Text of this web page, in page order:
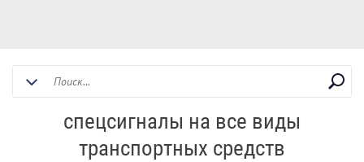
спецсигналы на все виды
транспортных средств